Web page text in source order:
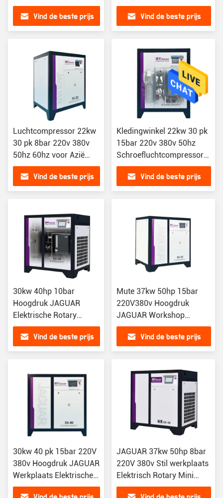
stationaire configuratie
Vind de beste prijs
schroefluchtcompressor
voor industrieel gebruik
Vind de beste prijs
Luchtcompressor 22kw
30 pk 8bar 220v 380v
50hz 60hz voor Azië
Afrika Amerika
IndustrieelVind de beste prijs
Kledingwinkel 22kw 30 pk
15bar 220v 380v 50hz
Schroefluchtcompressor
met en prestaties
Vind de beste prijs
30kw 40hp 10bar
Hoogdruk JAGUAR
Elektrische Rotary
MiniMachines
Industrieel schroeftype
luchtcompressor
Vind de beste prijs
Mute 37kw 50hp 15bar
220V380v Hoogdruk
JAGUAR Workshop
Industrieel schroeftype
luchtcompressor
Vind de beste prijs
30kw 40 pk 15bar 220V
380v Hoogdruk JAGUAR
Werkplaats Elektrische
mini luchtcompressor
JAGUAR 37kw 50hp 8bar
220V 380v Stil werkplaats
Elektrisch Rotary Mini
Industrial Screw Type Air